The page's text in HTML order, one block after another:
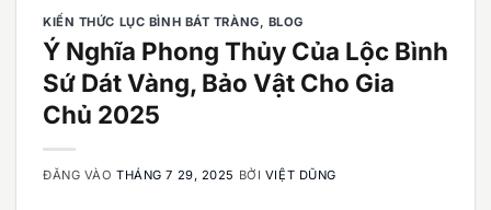
KIẾN THỨC LỤC BÌNH BÁT TRÀNG, BLOG
Ý Nghĩa Phong Thủy Của Lộc Bình
Sứ Dát Vàng, Bảo Vật Cho Gia
Chủ 2025
ĐĂNG VÀOTHÁNG 7 29, 2025 BỞI VIỆT DŨNG